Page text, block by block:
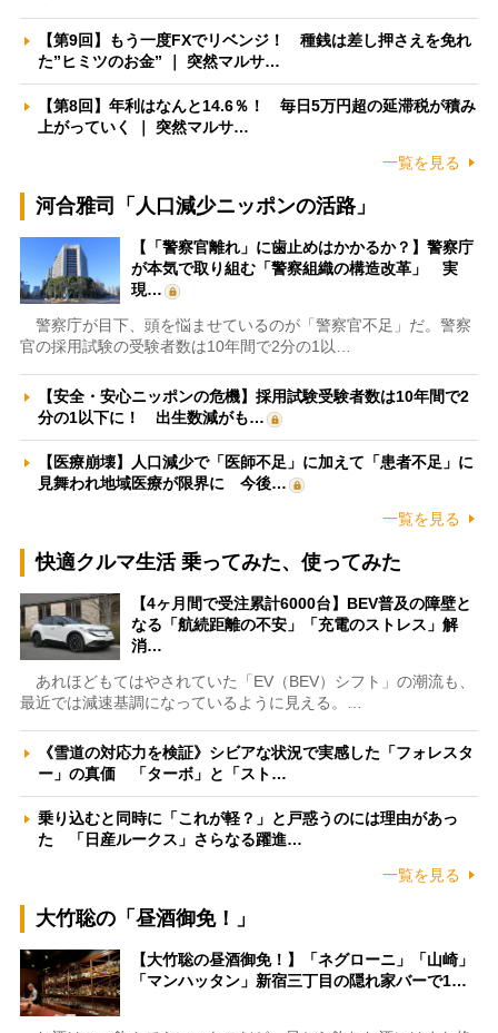
【第9回】もう一度FXでリベンジ！ 種銭は差し押さえを免れ
た”ヒミツのお金” ｜ 突然マルサ…
【第8回】年利はなんと14.6％！ 毎日5万円超の延滞税が積み
上がっていく ｜ 突然マルサ…
一覧を見る
河合雅司「人口減少ニッポンの活路」
【「警察官離れ」に歯止めはかかるか？】警察庁
が本気で取り組む「警察組織の構造改革」 実
現…
警察庁が目下、頭を悩ませているのが「警察官不足」だ。警察
官の採用試験の受験者数は10年間で2分の1以…
【安全・安心ニッポンの危機】採用試験受験者数は10年間で2
分の1以下に！ 出生数減がも…
【医療崩壊】人口減少で「医師不足」に加えて「患者不足」に
見舞われ地域医療が限界に 今後…
一覧を見る
快適クルマ生活 乗ってみた、使ってみた
【4ヶ月間で受注累計6000台】BEV普及の障壁と
なる「航続距離の不安」「充電のストレス」解
消…
あれほどもてはやされていた「EV（BEV）シフト」の潮流も、
最近では減速基調になっているように見える。…
《雪道の対応力を検証》シビアな状況で実感した「フォレスタ
ー」の真価 「ターボ」と「スト…
乗り込むと同時に「これが軽？」と戸惑うのには理由があっ
た 「日産ルークス」さらなる躍進…
一覧を見る
大竹聡の「昼酒御免！」
【大竹聡の昼酒御免！】「ネグローニ」「山崎」
「マンハッタン」新宿三丁目の隠れ家バーで1…